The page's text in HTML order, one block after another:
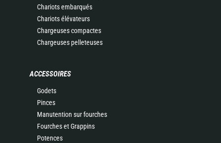
Chariots embarqués
Chariots élévateurs
Chargeuses compactes
Chargeuses pelleteuses
ACCESSOIRES
Godets
Pinces
Manutention sur fourches
Fourches et Grappins
Potences